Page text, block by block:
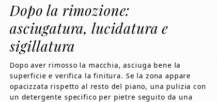
Dopo la rimozione:
asciugatura, lucidatura e
sigillatura
Dopo aver rimosso la macchia, asciuga bene la
superficie e verifica la finitura. Se la zona appare
opacizzata rispetto al resto del piano, una pulizia con
un detergente specifico per pietre seguito da una